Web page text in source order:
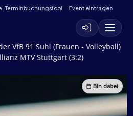
Terminbuchungstool Event eintragen
VfB 91 Suhl (Frauen - Volleyball)
MTV Stuttgart (3:2)
Bin dabei